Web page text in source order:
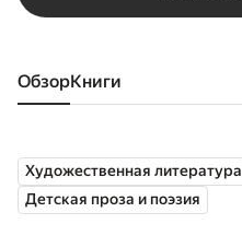
Обзор книги
Художественная литература
Детская проза и поэзия